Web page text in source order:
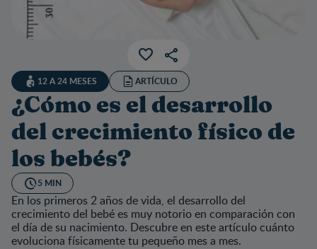
12 A 24 MESES ARTÍCULO
¿Cómo es el desarrollo
del crecimiento físico de
los bebés?
5 MIN
En los primeros 2 años de vida, el desarrollo del
crecimiento del bebé es muy notorio en comparación con
el día de su nacimiento. Descubre en este artículo cuánto
evoluciona físicamente tu pequeño mes a mes.